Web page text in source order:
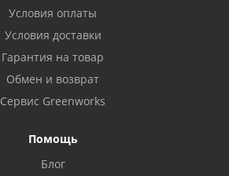
Условия оплаты
Условия доставки
Гарантия на товар
Обмен и возврат
Сервис Greenworks
Помощь
Блог